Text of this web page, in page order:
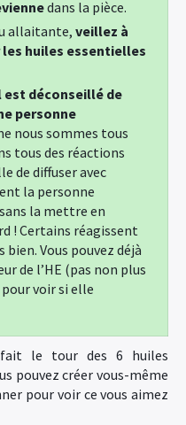
dans la pièce.
allaitante, veillez à
huiles essentielles
est déconseillé de
personne
nous sommes tous
tous des réactions
de diffuser avec
la personne
la mettre en
! Certains réagissent
Vous pouvez déjà
de l’HE (pas non plus
voir si elle
fait le tour des 6 huiles
pouvez créer vous-même
pour voir ce vous aimez